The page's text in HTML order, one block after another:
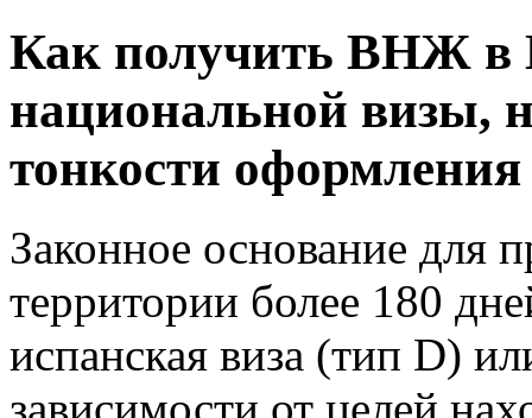
Как получить ВНЖ в
национальной визы,
тонкости оформления
Законное основание для
территории более 180
испанская виза (тип D)